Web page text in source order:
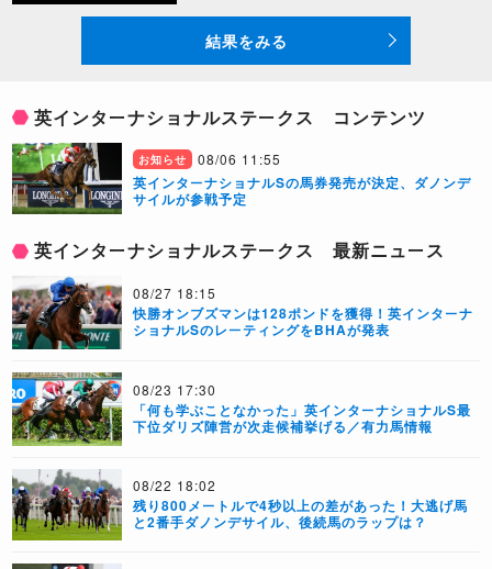
結果をみる
英インターナショナルステークス コンテンツ
お知らせ 08/06 11:55
英インターナショナルSの馬券発売が決定、ダノンデ
サイルが参戦予定
英インターナショナルステークス 最新ニュース
08/27 18:15
快勝オンブズマンは128ポンドを獲得！英インターナ
ショナルSのレーティングをBHAが発表
08/23 17:30
「何も学ぶことなかった」英インターナショナルS最
下位ダリズ陣営が次走候補挙げる／有力馬情報
08/22 18:02
残り800メートルで4秒以上の差があった！大逃げ馬
と2番手ダノンデサイル、後続馬のラップは？